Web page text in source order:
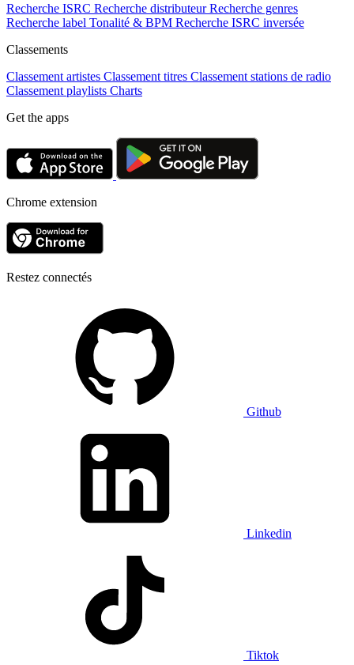
Recherche ISRC Recherche distributeur Recherche genres
Recherche label Tonalité & BPM Recherche ISRC inversée
Classements
Classement artistes Classement titres Classement stations de radio
Classement playlists Charts
Get the apps
Chrome extension
Restez connectés
Github
Linkedin
Tiktok